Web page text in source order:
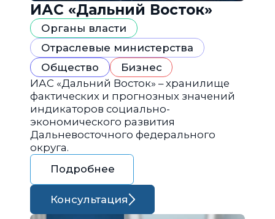
ИАС «Дальний Восток»
Органы власти
Отраслевые министерства
Общество
Бизнес
ИАС «Дальний Восток» – хранилище
фактических и прогнозных значений
индикаторов социально-
экономического развития
Дальневосточного федерального
округа.
Подробнее
Консультация